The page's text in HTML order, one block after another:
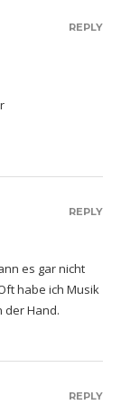
REPLY
es gar nicht
habe ich Musik
der Hand.
REPLY
REPLY